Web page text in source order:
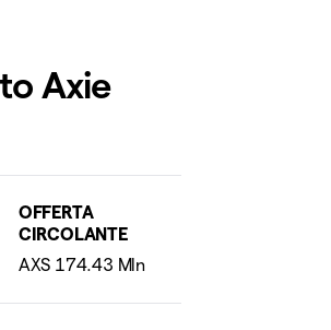
Axie
OFFERTA
CIRCOLANTE
AXS 174.43 Mln